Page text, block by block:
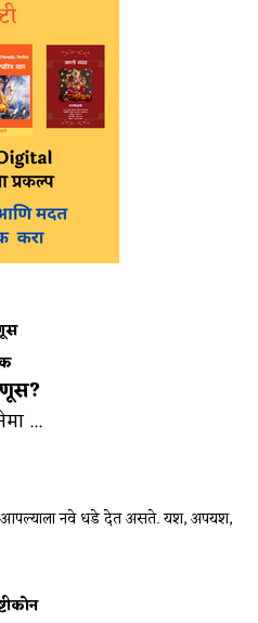
...
आपल्याला नवे धडे देत असते. यश, अपयश,